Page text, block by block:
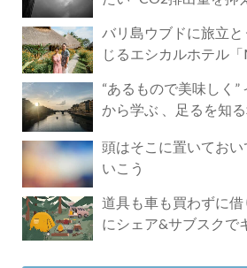
バリ島ウブドに旅立
じるエシカルホテル
“あるもので美味しく
から学ぶ 、足るを知
頭はそこに置いてお
いこう
道具も車も買わずに
にシェア&サブスクで